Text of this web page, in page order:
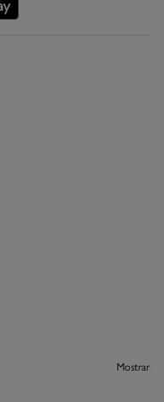
Mostrar